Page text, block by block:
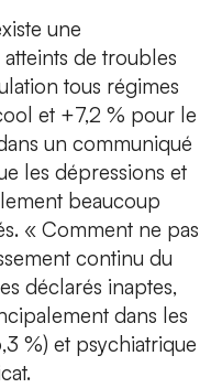
une
de troubles
tous régimes
et +7,2 % pour le
un communiqué
les dépressions et
beaucoup
« Comment ne pas
continu du
déclarés inaptes,
dans les
%) et psychiatrique